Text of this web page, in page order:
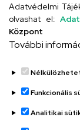
Adatvédelmi
olvashat el:
Központ
További
Funkcionális
Analitikai